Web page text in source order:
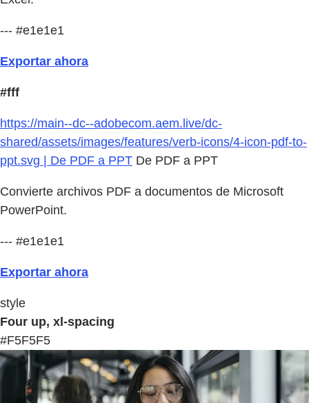
--- #e1e1e1
Exportar ahora
#fff
https://main--dc--adobecom.aem.live/dc-
shared/assets/images/features/verb-icons/4-icon-pdf-to-
ppt.svg | De PDF a PPT De PDF a PPT
Convierte archivos PDF a documentos de Microsoft
PowerPoint.
--- #e1e1e1
Exportar ahora
style
Four up, xl-spacing
#F5F5F5